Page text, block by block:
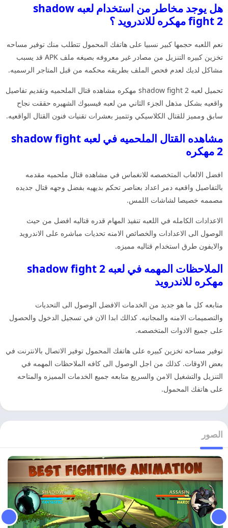
هل يوجد مخاطر من استخدام لعبه shadow
fight 2 مهكره للاندرويد ؟
نعم اللعبه حجمها كبير نسبيا على هاتفك المحمول تتطلب منك توفير مساحه
تخزين كبيره التنزيل من مصادر غير معروفه بصيغه ملف APK قد يسبب
مشاكل لديك لعدم فحص الملف بطريقه محكمه من قبل المتاجر الرسميه.
تحميل لعبه shadow fight 2 مهكره مشاهده قتال الملحميه وتقديم تفاصيل
واقعيه بشكل مذهل الجزء الثاني من لعبه فيسبوك الشهيره حققت نجاح
سابق ومميز للقتال الكلاسيكي وتتميز بعشرات تقنيات فنون القتال الواقعيه.
مشاهده القتال الملحميه في لعبه shadow fight
2 مهكره
افضل الالعاب المتخصصه للانغماس في مشاهده قتال ملحميه مقدمه
بالتفاصيل واقعيه دمر اعداد بعناصر تحكم بديهيه بفضل وجهه قتال جديده
مصممه خصيصا لشاشات اللمس.
الاعدادات الكامله في اللعبه تنفيذ المهام قدره قتاليه افضل من حيث
الوصول الى الاعدادات والخصائص الامنه تحديات مباشره على الاندرويد
والايفون طرق استخدام قتاليه مميزه.
الملاحظات المهمه في لعبه shadow fight 2
مهكره للاندرويد
متابعه كل ما هو جديد من الخدمات الافضل الوصول الى التحديات
والتصميمات الامنه والمجانيه. كذالك ابدا الان في تسجيل الدخول والحصول
على جميع الادوات المتخصصه.
توفير مساحه تخزين كبيره على هاتفك المحمول توفير الاتصال بالانترنت في
بعض الاوقات. كذلك من اجل الوصول الى كافه الملاحظات المهمه في
التنزيل والتشغيل الامن والسريع متابعه جميع الخدمات المميزه والمتاحه
على هاتفك المحمول.
الصور